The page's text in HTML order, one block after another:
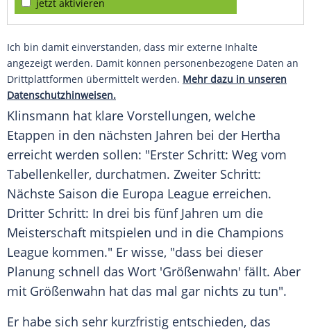
jetzt aktivieren
Ich bin damit einverstanden, dass mir externe Inhalte
angezeigt werden. Damit können personenbezogene Daten an
Drittplattformen übermittelt werden. Mehr dazu in unseren
Datenschutzhinweisen.
Klinsmann hat klare Vorstellungen, welche
Etappen in den nächsten Jahren bei der Hertha
erreicht werden sollen: "Erster Schritt: Weg vom
Tabellenkeller, durchatmen. Zweiter Schritt:
Nächste Saison die Europa League erreichen.
Dritter Schritt: In drei bis fünf Jahren um die
Meisterschaft mitspielen und in die Champions
League kommen." Er wisse, "dass bei dieser
Planung schnell das Wort 'Größenwahn' fällt. Aber
mit Größenwahn hat das mal gar nichts zu tun".
Er habe sich sehr kurzfristig entschieden, das